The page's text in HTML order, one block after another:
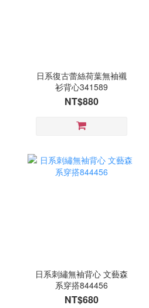
日系復古蕾絲荷葉無袖襯
衫背心341589
NT$880
日系刺繡無袖背心 文藝森
系穿搭844456
NT$680